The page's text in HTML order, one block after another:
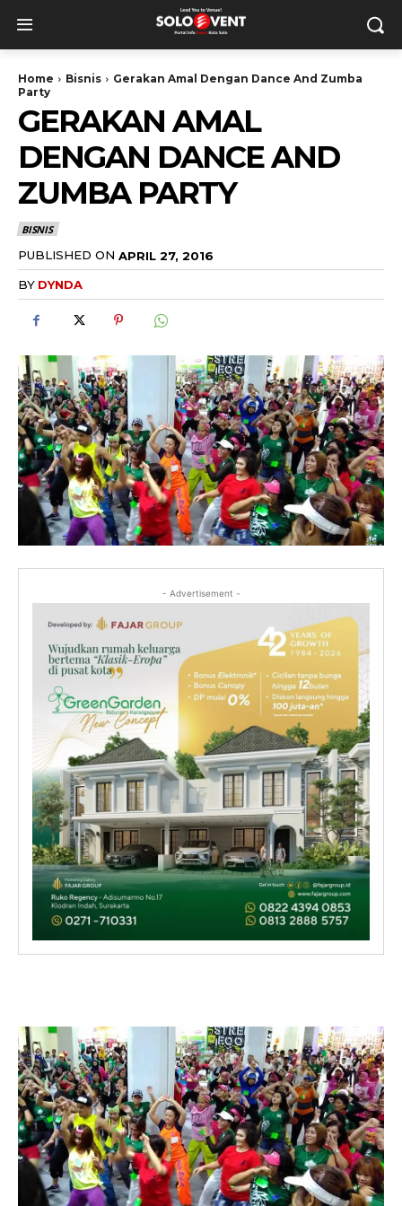
Home Bisnis
Gerakan Amal Dengan Dance And Zumba
Party
GERAKAN AMAL
DENGAN DANCE AND
ZUMBA PARTY
BISNIS
PUBLISHED ON APRIL 27, 2016
BY DYNDA
- Advertisement -